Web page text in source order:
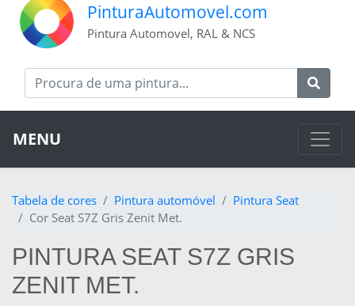
PinturaAutomovel.com
Pintura Automovel, RAL & NCS
MENU
Tabela de cores Pintura automóvel
Pintura Seat
Cor Seat S7Z Gris Zenit Met.
PINTURA SEAT S7Z GRIS
ZENIT MET.